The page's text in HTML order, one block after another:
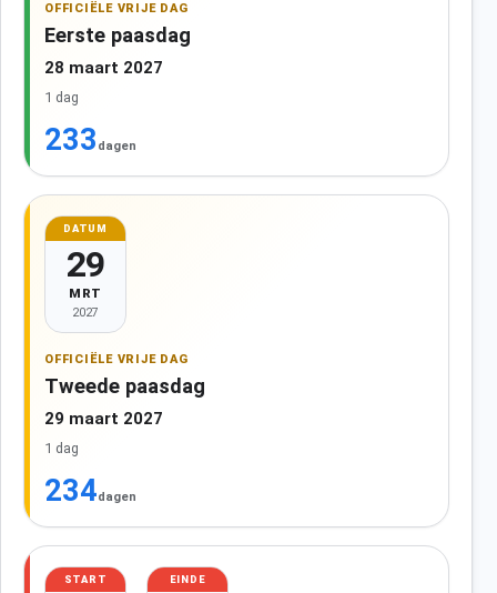
OFFICIËLE VRIJE DAG
Eerste paasdag
28 maart 2027
1 dag
233 dagen
DATUM
29
MRT
2027
OFFICIËLE VRIJE DAG
Tweede paasdag
29 maart 2027
1 dag
234dagen
START EINDE